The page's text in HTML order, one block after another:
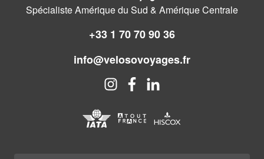
Spécialiste Amérique du Sud & Amérique Centrale
+33 1 70 70 90 36
info@velosovoyages.fr